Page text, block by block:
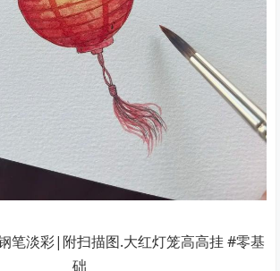
笔淡彩|附扫描图.大红灯笼高高挂 #零基
础